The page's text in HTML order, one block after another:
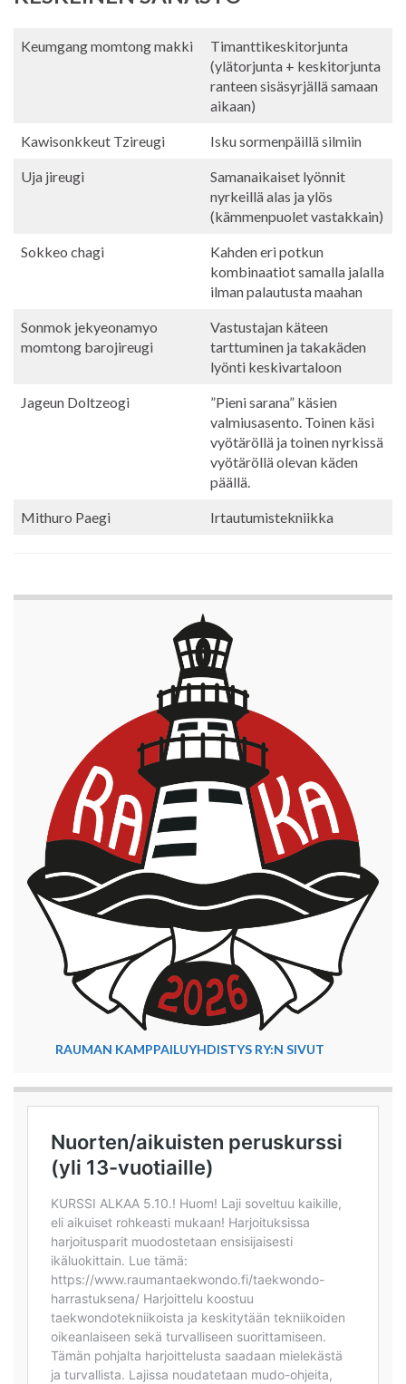
Keumgang momtong makki
Timanttikeskitorjunta
(ylätorjunta + keskitorjunta
ranteen sisäsyrjällä samaan
aikaan)
Kawisonkkeut Tzireugi Isku sormenpäillä silmiin
Uja jireugi
Samanaikaiset lyönnit
nyrkeillä alas ja ylös
(kämmenpuolet vastakkain)
Sokkeo chagi
Kahden eri potkun
kombinaatiot samalla jalalla
ilman palautusta maahan
Sonmok jekyeonamyo
momtong barojireugi
Vastustajan käteen
tarttuminen ja takakäden
lyönti keskivartaloon
Jageun Doltzeogi
”Pieni sarana” käsien
valmiusasento. Toinen käsi
vyötäröllä ja toinen nyrkissä
vyötäröllä olevan käden
päällä.
Mithuro Paegi Irtautumistekniikka
RAUMAN KAMPPAILUYHDISTYS RY:N SIVUT